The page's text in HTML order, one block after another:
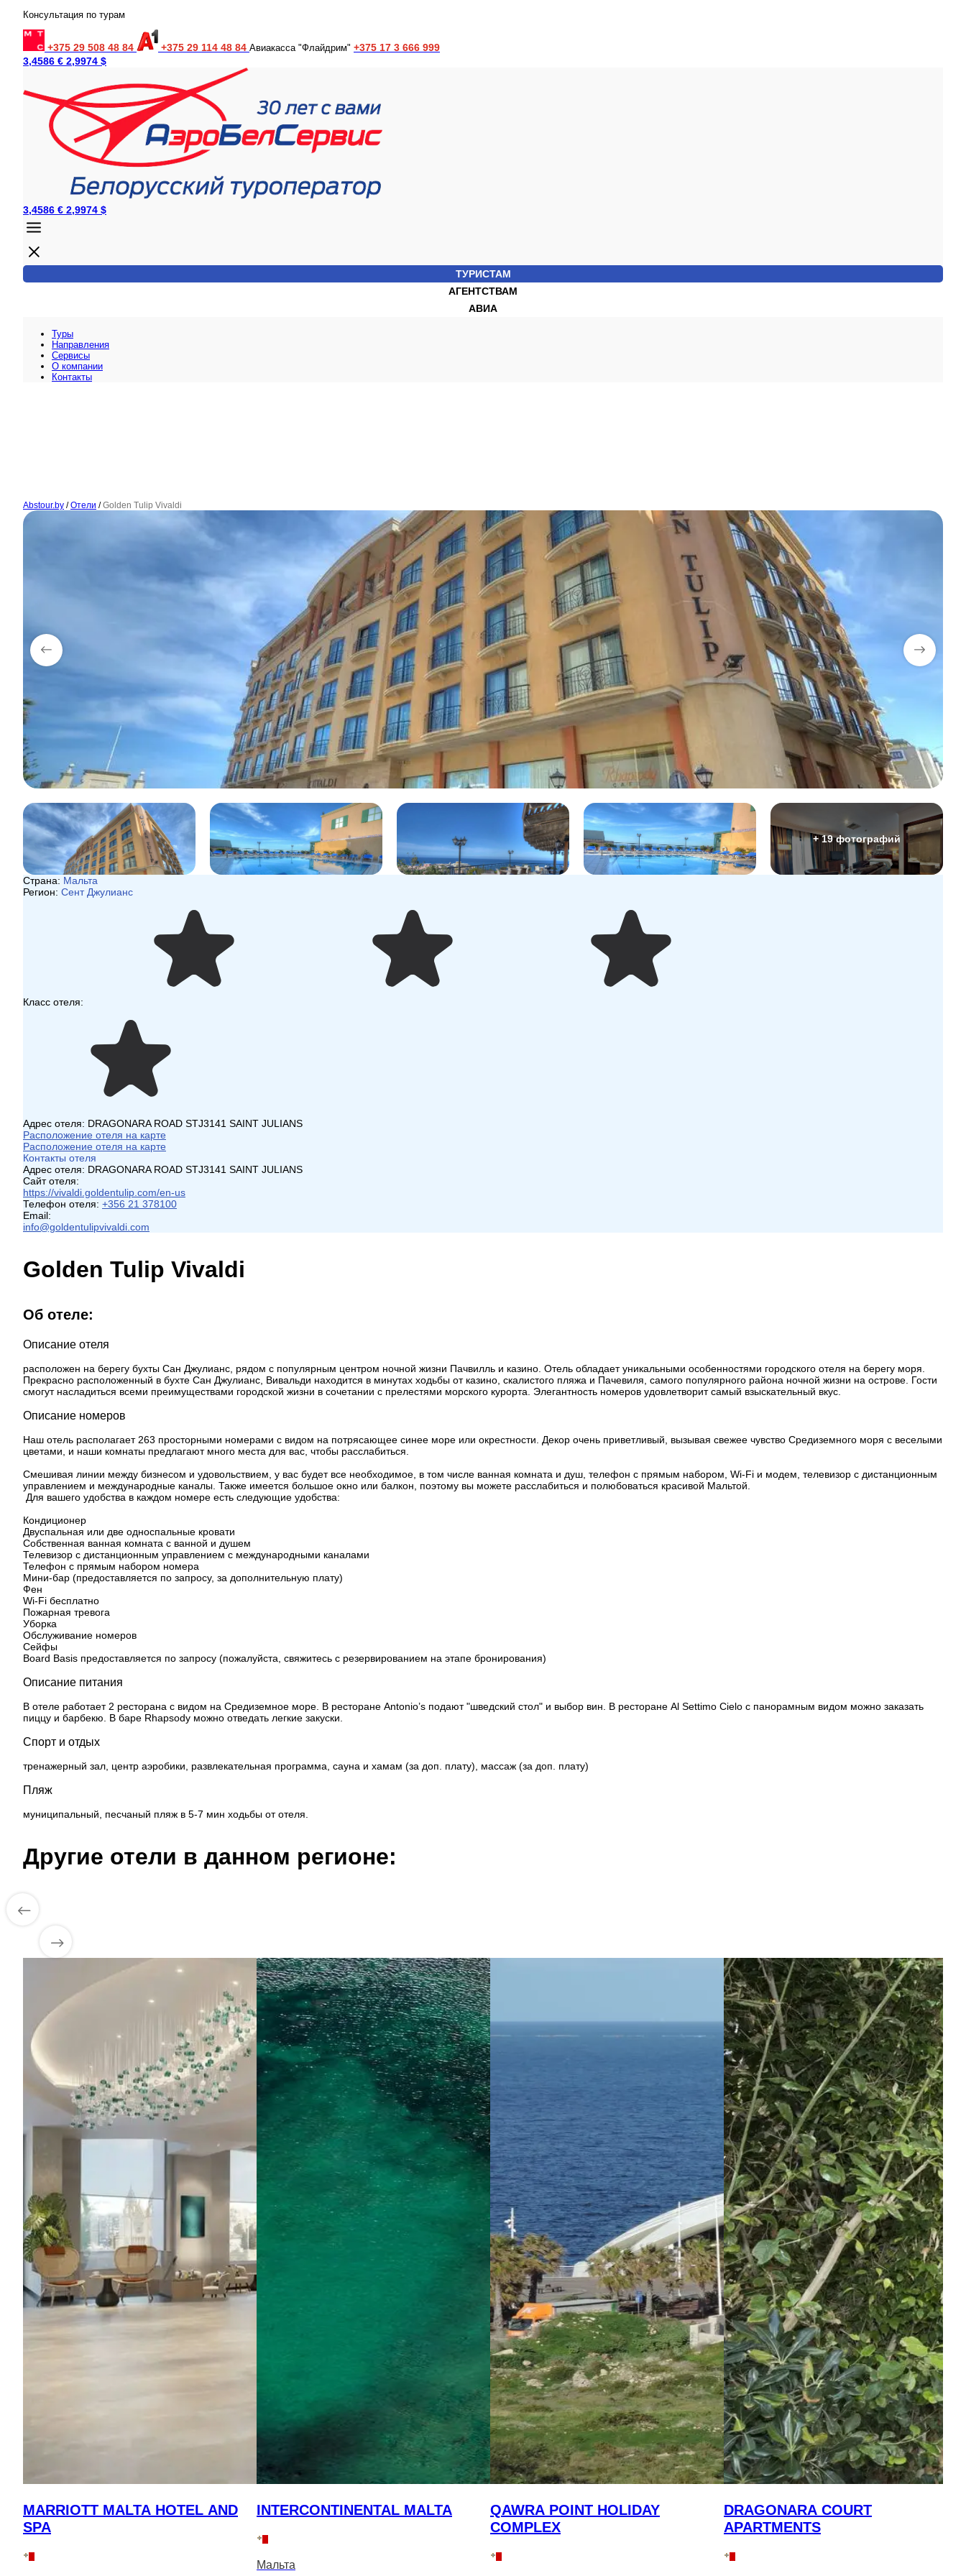
Консультация по турам
+375 29 508 48 84 +375 29 114 48 84 Авиакасса "Флайдрим" +375 17 3 666 999
3,4586 € 2,9974 $
3,4586 € 2,9974 $
ТУРИСТАМ
АГЕНТСТВАМ
АВИА
Туры
Направления
Сервисы
O компании
Контакты
Abstour.by / Отели / Golden Tulip Vivaldi
+ 19 фотографий
Страна: Мальта
Регион: Сент Джулианс
Класс отеля:
Адрес отеля: DRAGONARA ROAD STJ3141 SAINT JULIANS
Расположение отеля на карте
Расположение отеля на карте
Контакты отеля
Адрес отеля: DRAGONARA ROAD STJ3141 SAINT JULIANS
Сайт отеля:
https://vivaldi.goldentulip.com/en-us
Телефон отеля: +356 21 378100
Email:
info@goldentulipvivaldi.com
Golden Tulip Vivaldi
Об отеле:
Описание отеля
расположен на берегу бухты Сан Джулианс, рядом с популярным центром ночной жизни Пачвилль и казино. Отель обладает уникальными особенностями городского отеля на берегу моря.
Прекрасно расположенный в бухте Сан Джулианс, Вивальди находится в минутах ходьбы от казино, скалистого пляжа и Пачевиля, самого популярного района ночной жизни на острове. Гости
смогут насладиться всеми преимуществами городской жизни в сочетании с прелестями морского курорта. Элегантность номеров удовлетворит самый взыскательный вкус.
Описание номеров
Наш отель располагает 263 просторными номерами с видом на потрясающее синее море или окрестности. Декор очень приветливый, вызывая свежее чувство Средиземного моря с веселыми
цветами, и наши комнаты предлагают много места для вас, чтобы расслабиться.
Смешивая линии между бизнесом и удовольствием, у вас будет все необходимое, в том числе ванная комната и душ, телефон с прямым набором, Wi-Fi и модем, телевизор с дистанционным
управлением и международные каналы. Также имеется большое окно или балкон, поэтому вы можете расслабиться и полюбоваться красивой Мальтой.
Для вашего удобства в каждом номере есть следующие удобства:
Кондиционер
Двуспальная или две односпальные кровати
Собственная ванная комната с ванной и душем
Телевизор с дистанционным управлением с международными каналами
Телефон с прямым набором номера
Мини-бар (предоставляется по запросу, за дополнительную плату)
Фен
Wi-Fi бесплатно
Пожарная тревога
Уборка
Обслуживание номеров
Сейфы
Board Basis предоставляется по запросу (пожалуйста, свяжитесь с резервированием на этапе бронирования)
Описание питания
В отеле работает 2 ресторана с видом на Средиземное море. В ресторане Antonio’s подают "шведский стол" и выбор вин. В ресторане Al Settimo Cielo с панорамным видом можно заказать
пиццу и барбекю. В баре Rhapsody можно отведать легкие закуски.
Спорт и отдых
тренажерный зал, центр аэробики, развлекательная программа, сауна и хамам (за доп. плату), массаж (за доп. плату)
Пляж
муниципальный, песчаный пляж в 5-7 мин ходьбы от отеля.
Другие отели в данном регионе:
MARRIOTT MALTA HOTEL AND
SPA
INTERCONTINENTAL MALTA
Мальта
QAWRA POINT HOLIDAY
COMPLEX
DRAGONARA COURT
APARTMENTS